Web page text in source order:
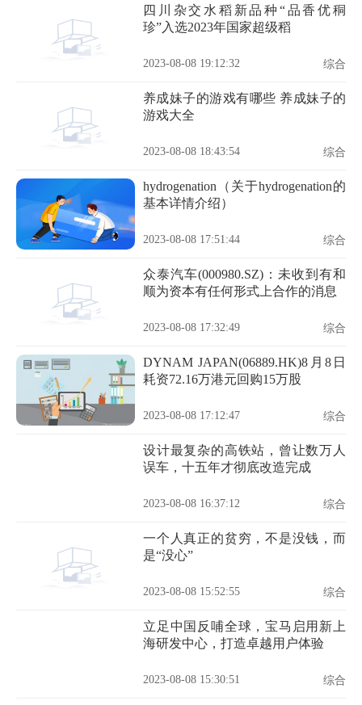
四川杂交水稻新品种“品香优秱
珍”入选2023年国家超级稻
2023-08-08 19:12:32 综合
养成妹子的游戏有哪些 养成妹子的
游戏大全
2023-08-08 18:43:54 综合
hydrogenation（关于hydrogenation的
基本详情介绍）
2023-08-08 17:51:44 综合
众泰汽车(000980.SZ)：未收到有和
顺为资本有任何形式上合作的消息
2023-08-08 17:32:49 综合
DYNAM JAPAN(06889.HK)8月8日
耗资72.16万港元回购15万股
2023-08-08 17:12:47 综合
设计最复杂的高铁站，曾让数万人
误车，十五年才彻底改造完成
2023-08-08 16:37:12 综合
一个人真正的贫穷，不是没钱，而
是“没心”
2023-08-08 15:52:55 综合
立足中国反哺全球，宝马启用新上
海研发中心，打造卓越用户体验
2023-08-08 15:30:51 综合